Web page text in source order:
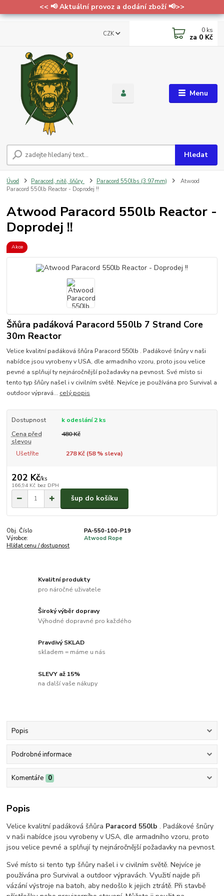
<< 📢 Aktuální provoz a dodání zboží 📢>>
Menu
CZK
Hledat
0 ks
za 0 Kč
Úvod Paracord, nitě, šňůry Paracord 550lbs (3.97mm)
Atwood
Paracord 550lb Reactor - Doprodej !!
Atwood Paracord 550lb Reactor -
Doprodej !!
Akce
Šňůra padáková Paracord 550lb 7 Strand Core
30m Reactor
Velice kvalitní padáková šňůra Paracord 550lb . Padákové šnůry v naši
nabídce jsou vyrobeny v USA, dle armadního vzoru, proto jsou velice
pevné a splňují ty nejnáročnější požadavky na pevnost. Své místo si
tento typ šňůry našel i v civilním světě. Nejvíce je používána pro Survival a
outdoor výpravá... celý popis
Dostupnost
k odeslání 2 ks
Cena před
slevou
480 Kč
Ušetříte 278 Kč (58% sleva)
202 Kč/ks
166,94 Kč bez DPH
šup do košíku
Obj. Číslo
PA-550-100-P19
Výrobce:
Atwood Rope
Hlídat cenu / dostupnost
Kvalitní produkty
pro náročné uživatele
Široký výběr dopravy
Výhodné dopravné pro každého
Pravdivý SKLAD
skladem = máme u nás
SLEVY až 15%
na další vaše nákupy
Popis
Podrobné informace
Komentáře 0
Popis
Velice kvalitní padáková šňůra Paracord 550lb. Padákové šnůry
v naši nabídce jsou vyrobeny v USA, dle armadního vzoru, proto
jsou velice pevné a splňují ty nejnáročnější požadavky na pevnost.
Své místo si tento typ šňůry našel i v civilním světě. Nejvíce je
používána pro Survival a outdoor výpravách. Využití najde při
vázání výstroje na batoh, aby nedošlo k jejich ztrátě. Při stavbě